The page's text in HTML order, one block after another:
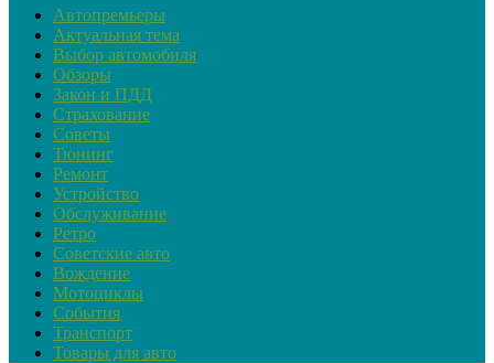
Автопремьеры
Актуальная тема
Выбор автомобиля
Обзоры
Закон и ПДД
Страхование
Советы
Тюнинг
Ремонт
Устройство
Обслуживание
Ретро
Советские авто
Вождение
Мотоциклы
События
Транспорт
Товары для авто